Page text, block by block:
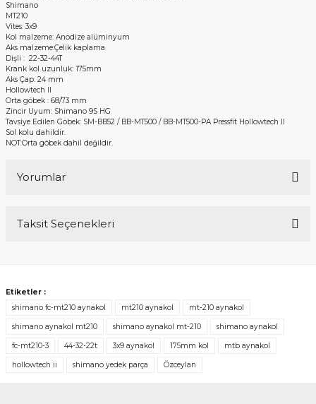
Shimano
MT210
Vites: 3x9
Kol malzeme: Anodize alüminyum
Aks malzeme:Çelik kaplama
Dişli : 22-32-44T
Krank kol uzunluk: 175mm
Aks Çap: 24 mm
Hollowtech II
Orta göbek : 68/73 mm
Zincir Uyum: Shimano 9S HG
Tavsiye Edilen Göbek: SM-BB52 / BB-MT500 / BB-MT500-PA Pressfit Hollowtech II
Sol kolu dahildir.
NOT:Orta göbek dahil değildir.
Yorumlar
Taksit Seçenekleri
Etiketler :
shimano fc-mt210 aynakol
mt210 aynakol mt-210 aynakol
shimano aynakol mt210 shimano aynakol mt-210 shimano aynakol
fc-mt210-3 44-32-22t 3x9 aynakol 175mm kol mtb aynakol
hollowtech ii shimano yedek parça Özceylan